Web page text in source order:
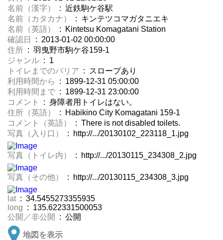
名前（漢字）
: 近鉄駒ケ谷駅
名前（カタカナ）
: キンテツコマガタニエキ
名前（英語）
: Kintetsu Komagatani Station
確認日
: 2013-01-02 00:00:00
住所 : 羽曳野市駒ケ谷159-1
ジャンル : 1
トイレまでのバリア : スロープあり
利用時間から
: 1899-12-31 05:00:00
利用時間まで : 1899-12-31 23:00:00
コメント
: 身障者用トイレはない。
住所（英語）
: Habikino City Komagatani 159-1
コメント（英語）
: There is not disabled toilets.
写真（入り口）
: http://.../20130102_223118_1.jpg
写真（トイレ内） : http://.../20130115_234308_2.jpg
写真（その他） : http://.../20130115_234308_3.jpg
lat : 34.5455273355935
long : 135.622331500053
公開／非公開
: 公開
地図を表示